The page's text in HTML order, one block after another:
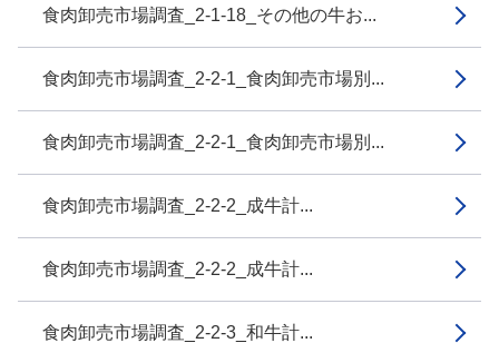
食肉卸売市場調査_2-1-18_その他の牛お...
食肉卸売市場調査_2-2-1_食肉卸売市場別...
食肉卸売市場調査_2-2-1_食肉卸売市場別...
食肉卸売市場調査_2-2-2_成牛計...
食肉卸売市場調査_2-2-2_成牛計...
食肉卸売市場調査_2-2-3_和牛計...